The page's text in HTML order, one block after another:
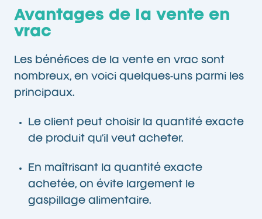
Avantages de la vente en
vrac
Les bénéfices de la vente en vrac sont
nombreux, en voici quelques-uns parmi les
principaux.
Le client peut choisir la quantité exacte
de produit qu’il veut acheter.
En maîtrisant la quantité exacte
achetée, on évite largement le
gaspillage alimentaire.